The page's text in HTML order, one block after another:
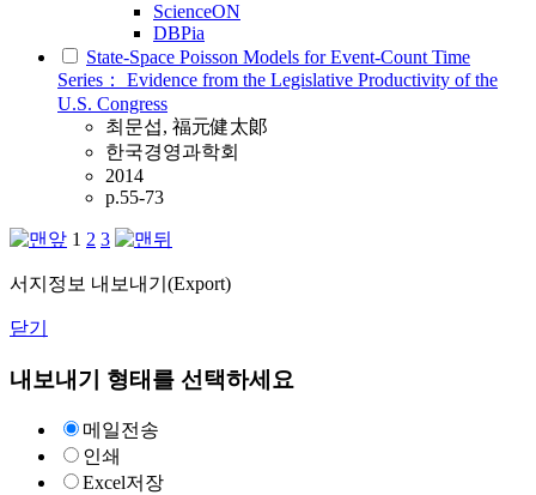
ScienceON
DBPia
State-Space Poisson Models for Event-Count Time
Series： Evidence from the Legislative Productivity of the
U.S. Congress
최문섭, 福元健太郞
한국경영과학회
2014
p.55-73
1 2 3
서지정보 내보내기(Export)
닫기
내보내기 형태를 선택하세요
메일전송
인쇄
Excel저장